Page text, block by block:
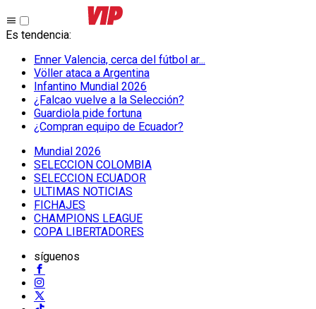
Es tendencia:
Enner Valencia, cerca del fútbol ar...
Völler ataca a Argentina
Infantino Mundial 2026
¿Falcao vuelve a la Selección?
Guardiola pide fortuna
¿Compran equipo de Ecuador?
Mundial 2026
SELECCION COLOMBIA
SELECCION ECUADOR
ULTIMAS NOTICIAS
FICHAJES
CHAMPIONS LEAGUE
COPA LIBERTADORES
síguenos